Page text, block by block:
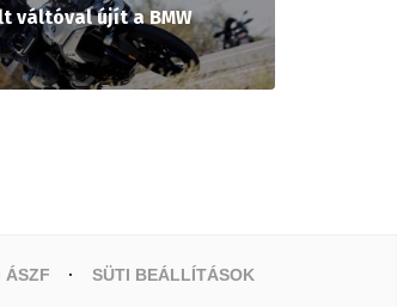
váltóval újít a BMW
ÁSZF SÜTI BEÁLLÍTÁSOK